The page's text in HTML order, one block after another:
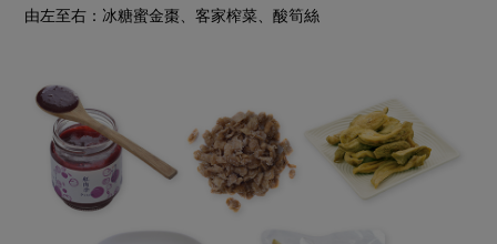
由左至右：冰糖蜜金棗、客家榨菜、酸筍絲